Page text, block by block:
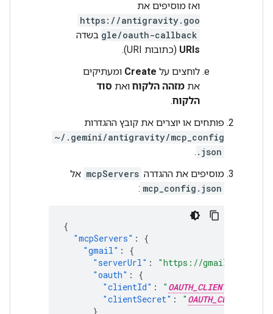
ואז מוסיפים את
https://antigravity.goo
gle/oauth-callback בשדה
URIs (כתובות URI).
לוחצים על Create ומעתיקים
את מזהה הלקוח ואת סוד
הלקוח.
פותחים או יוצרים את קובץ ההגדרות
~/.gemini/antigravity/mcp_config
.json
.
מוסיפים את ההגדרה mcpServers אל
mcp_config.json
:
{
"mcpServers" :
{
"gmail" :
{
"serverUrl" :
"https://
"oauth" :
{
"clientId" : " OAUTH_CLIENT_ID
"clientSecret" : "
}